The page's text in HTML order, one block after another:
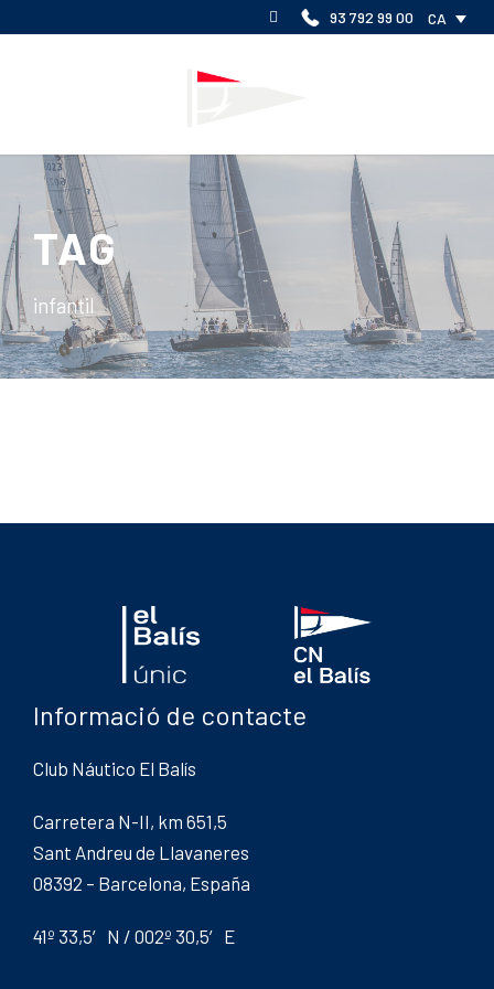
93 792 99 00 CA
TAG
infantil
Informació de contacte
Club Náutico El Balís
Carretera N-II, km 651,5
Sant Andreu de Llavaneres
08392 – Barcelona, España
41º 33,5′ N / 002º 30,5′ E